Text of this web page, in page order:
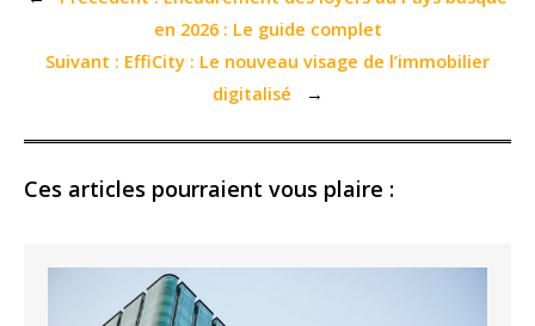
en 2026 : Le guide complet
Suivant : EffiCity : Le nouveau visage de l’immobilier
digitalisé
→
Ces articles pourraient vous plaire :